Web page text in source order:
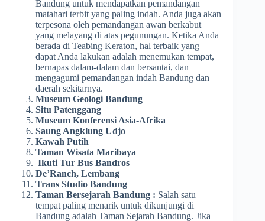
Bandung untuk mendapatkan pemandangan
matahari terbit yang paling indah. Anda juga akan
terpesona oleh pemandangan awan berkabut
yang melayang di atas pegunungan. Ketika Anda
berada di Teabing Keraton, hal terbaik yang
dapat Anda lakukan adalah menemukan tempat,
bernapas dalam-dalam dan bersantai, dan
mengagumi pemandangan indah Bandung dan
daerah sekitarnya.
Museum Geologi Bandung
Situ Patenggang
Museum Konferensi Asia-Afrika
Saung Angklung Udjo
Kawah Putih
Taman Wisata Maribaya
Ikuti Tur Bus Bandros
De’Ranch, Lembang
Trans Studio Bandung
Taman Bersejarah Bandung : Salah satu
tempat paling menarik untuk dikunjungi di
Bandung adalah Taman Sejarah Bandung. Jika